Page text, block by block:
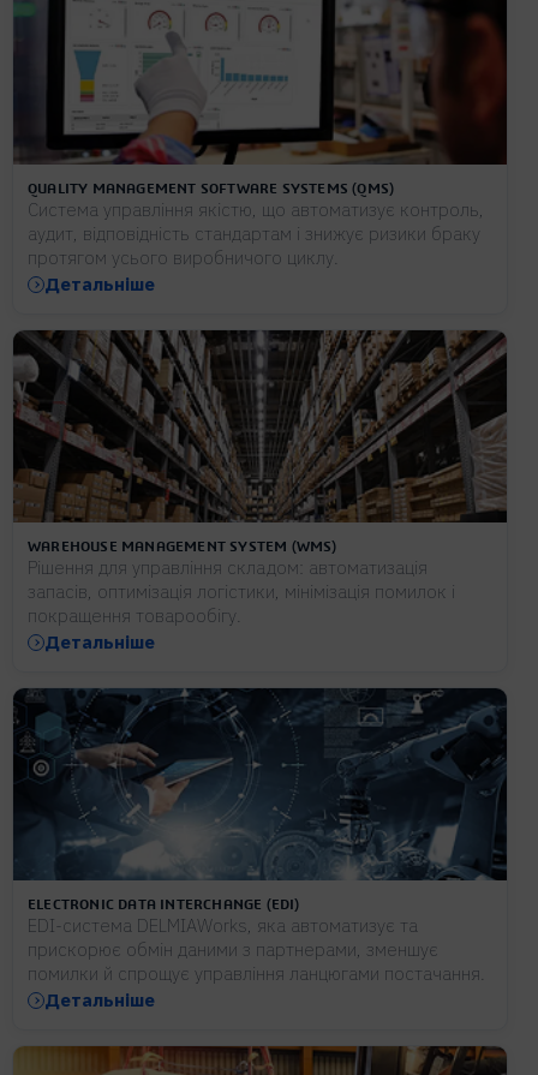
QUALITY MANAGEMENT SOFTWARE SYSTEMS (QMS)
Система управління якістю, що автоматизує контроль,
аудит, відповідність стандартам і знижує ризики браку
протягом усього виробничого циклу.
Детальніше
WAREHOUSE MANAGEMENT SYSTEM (WMS)
Рішення для управління складом: автоматизація
запасів, оптимізація логістики, мінімізація помилок і
покращення товарообігу.
Детальніше
ELECTRONIC DATA INTERCHANGE (EDI)
EDI-система DELMIAWorks, яка автоматизує та
прискорює обмін даними з партнерами, зменшує
помилки й спрощує управління ланцюгами постачання.
Детальніше